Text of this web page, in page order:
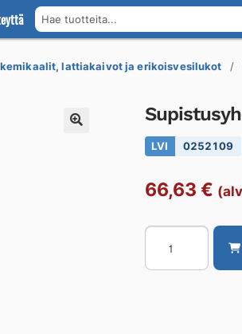
Hae tuotteita...
lattiakaivot ja erikoisvesilukot
LVI 0252109
66,63 €
Supistusyhde
ACO
ACO